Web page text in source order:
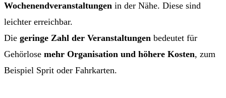
Wochenendveranstaltungen in der Nähe. Diese sind
leichter erreichbar.
Die geringe Zahl der Veranstaltungen bedeutet für
Gehörlose mehr Organisation und höhere Kosten, zum
Beispiel Sprit oder Fahrkarten.